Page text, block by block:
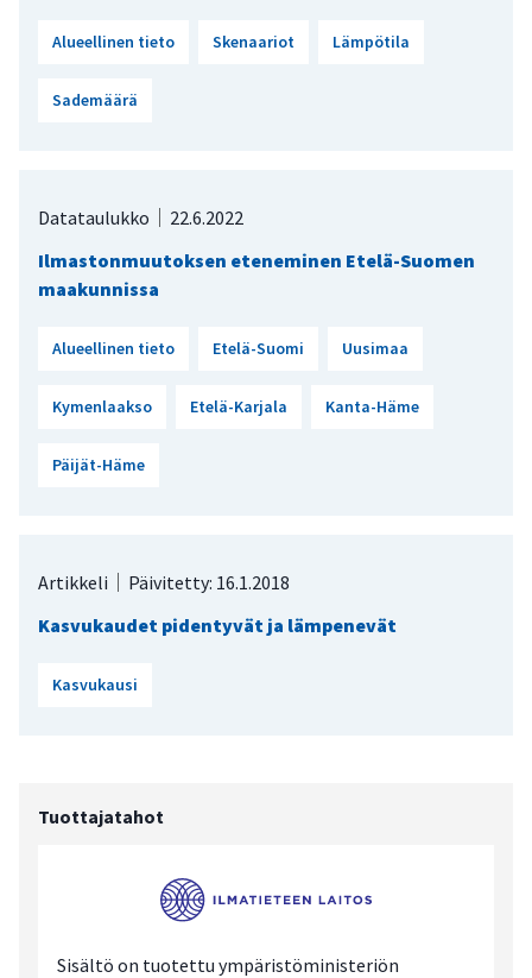
Alueellinen tieto Skenaariot Lämpötila
Sademäärä
Datataulukko
22.6.2022
Ilmastonmuutoksen eteneminen Etelä-Suomen
maakunnissa
Alueellinen tieto Etelä-Suomi Uusimaa
Kymenlaakso Etelä-Karjala Kanta-Häme
Päijät-Häme
Artikkeli
Päivitetty: 16.1.2018
Kasvukaudet pidentyvät ja lämpenevät
Kasvukausi
Tuottajatahot
Sisältö on tuotettu ympäristöministeriön